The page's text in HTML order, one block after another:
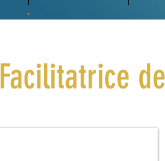
Facilitatrice